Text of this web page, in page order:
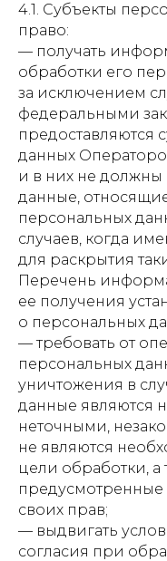
4.1. Субъекты
право:
— получать
обработки его
за исключением
федеральными
предоставляются
данных
и в них не должны
данные,
персональных
случаев, когда
для раскрытия
Перечень
ее получения
о персональных
— требовать от
персональных
уничтожения в
данные являются
неточными,
не являются
цели обработки,
своих прав;
— выдвигать
согласия при